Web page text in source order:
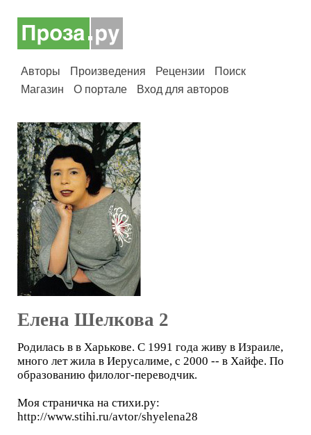
Авторы Произведения Рецензии
Поиск
Магазин
О портале Вход для авторов
Елена Шелкова 2
Родилась в в Харькове. С 1991 года живу в Израиле,
много лет жила в Иерусалиме, с 2000 -- в Хайфе. По
образованию филолог-переводчик.
Моя страничка на стихи.ру:
http://www.stihi.ru/avtor/shyelena28